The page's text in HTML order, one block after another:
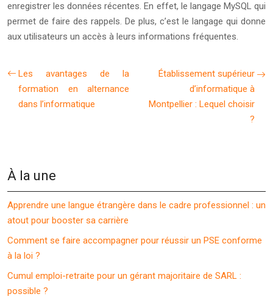
enregistrer les données récentes. En effet, le langage MySQL qui
permet de faire des rappels. De plus, c’est le langage qui donne
aux utilisateurs un accès à leurs informations fréquentes.
Les avantages de la
formation en alternance
dans l’informatique
Établissement supérieur
d’informatique à
Montpellier : Lequel choisir
?
À la une
Apprendre une langue étrangère dans le cadre professionnel : un
atout pour booster sa carrière
Comment se faire accompagner pour réussir un PSE conforme
à la loi ?
Cumul emploi-retraite pour un gérant majoritaire de SARL :
possible ?